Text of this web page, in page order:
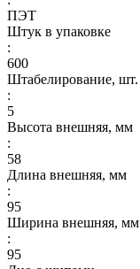
ПЭТ
Штук в упаковке
:
600
Штабелирование, шт.
:
5
Высота внешняя, мм
:
58
Длина внешняя, мм
:
95
Ширина внешняя, мм
:
95